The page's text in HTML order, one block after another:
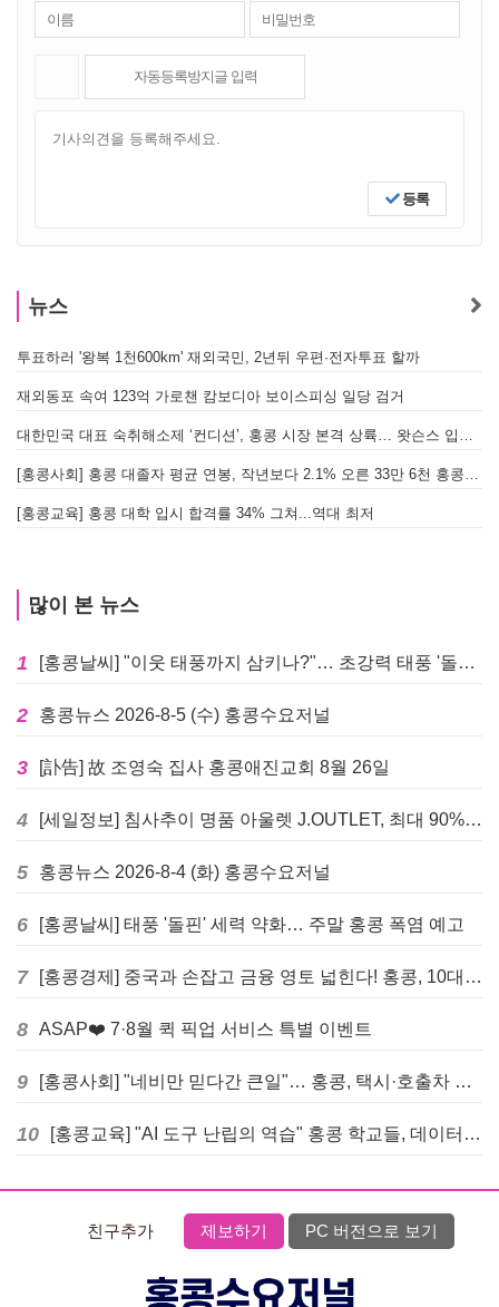
등록
뉴스
투표하러 '왕복 1천600km' 재외국민, 2년뒤 우편·전자투표 할까
재외동포 속여 123억 가로챈 캄보디아 보이스피싱 일당 검거
[홍콩교육] 홍콩 대학 입시 합격률 34% 그쳐...역대 최저
많이 본 뉴스
1 [홍콩날씨] "이웃 태풍까지 삼키나?"… 초강력 태풍 '돌핀' 세력 재확장
2 홍콩뉴스 2026-8-5 (수) 홍콩수요저널
3 [訃告] 故 조영숙 집사 홍콩애진교회 8월 26일
4 [세일정보] 침사추이 명품 아울렛 J.OUTLET, 최대 90% 빅 세일 진행
5 홍콩뉴스 2026-8-4 (화) 홍콩수요저널
6 [홍콩날씨] 태풍 '돌핀' 세력 약화… 주말 홍콩 폭염 예고
7 [홍콩경제] 중국과 손잡고 금융 영토 넓힌다! 홍콩, 10대 신규 정책 발표
8 ASAP❤️ 7·8월 퀵 픽업 서비스 특별 이벤트
9 [홍콩사회] "네비만 믿다간 큰일"… 홍콩, 택시·호출차 통합 시험 도입하며 규제 본격화
10 [홍콩교육] "AI 도구 난립의 역습" 홍콩 학교들, 데이터 고립에 교육 효과 평가 비상
친구추가 제보하기 PC 버전으로 보기